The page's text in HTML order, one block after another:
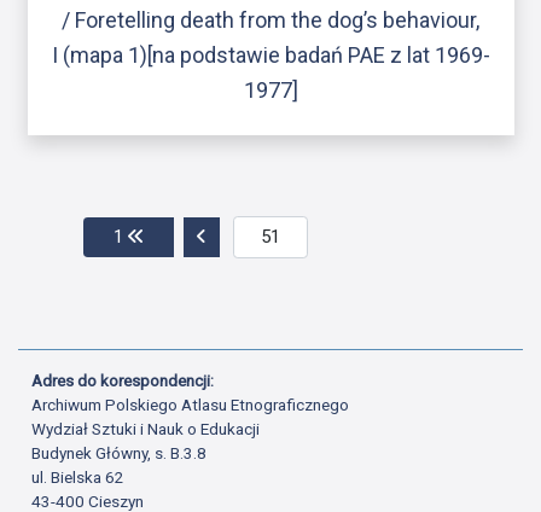
/ Foretelling death from the dog’s behaviour,
I (mapa 1)[na podstawie badań PAE z lat 1969-
1977]
1 Przejdź do pierwszej strony
Przejdź do poprzedniej strony
Adres do korespondencji:
Archiwum Polskiego Atlasu Etnograficznego
Wydział Sztuki i Nauk o Edukacji
Budynek Główny, s. B.3.8
ul. Bielska 62
43-400 Cieszyn